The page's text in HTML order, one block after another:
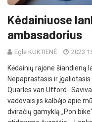
Kėdainiuose
ambasadorius
Eglė KUKTIENĖ 2023
Kėdainių rajone šiandieną
Nepaprastasis ir
Quarles van Ufford.
vadovais jis kalbėjo apie
dviračių gamyklą „Pon